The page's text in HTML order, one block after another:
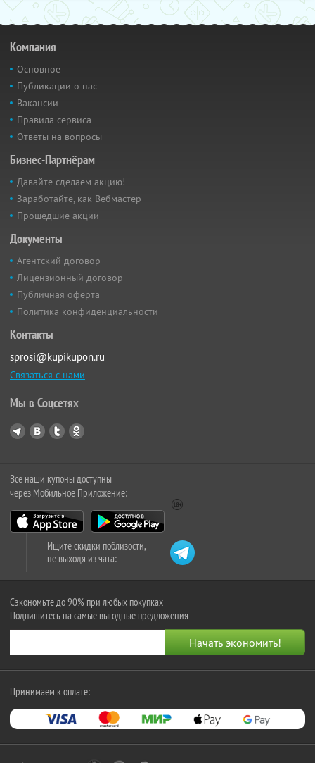
Компания
Основное
Публикации о нас
Вакансии
Правила сервиса
Ответы на вопросы
Бизнес-Партнёрам
Давайте сделаем акцию!
Заработайте, как Вебмастер
Прошедшие акции
Документы
Агентский договор
Лицензионный договор
Публичная оферта
Политика конфиденциальности
Контакты
sprosi@kupikupon.ru
Связаться с нами
Мы в Соцсетях
Все наши купоны доступны
через Мобильное Приложение:
Ищите скидки поблизости,
не выходя из чата:
Сэкономьте до 90% при любых покупках
Подпишитесь на самые выгодные предложения
Принимаем к оплате: